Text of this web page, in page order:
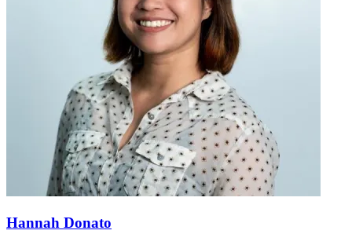
Hannah Donato